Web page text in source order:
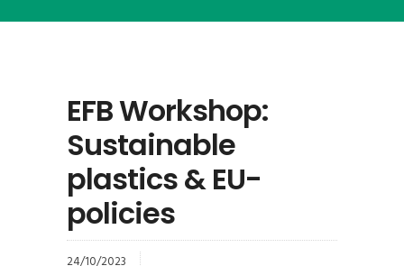
EFB Workshop:
Sustainable
plastics & EU-
policies
24/10/2023